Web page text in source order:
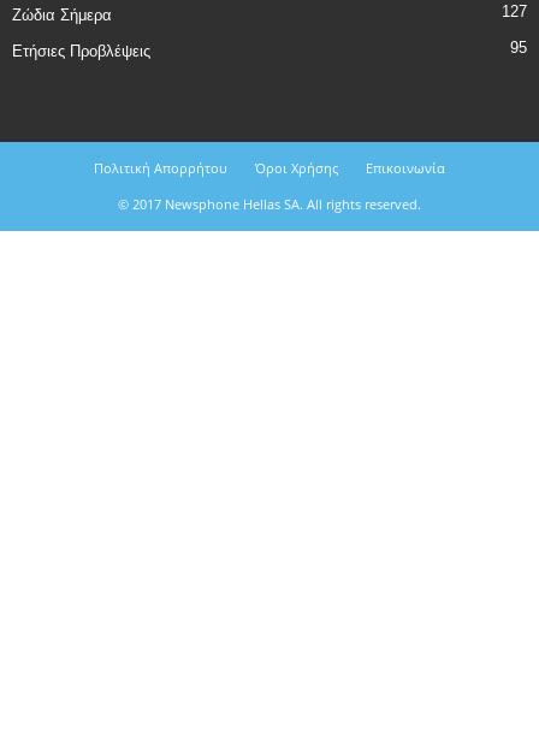
Ζώδια Σήμερα 127
Ετήσιες Προβλέψεις 95
Πολιτική Απορρήτου Όροι Χρήσης
Επικοινωνία
© 2017 Newsphone Hellas SA. All rights reserved.